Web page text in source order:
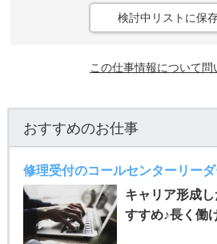
検討中リストに保
この仕事情報について問
おすすめのお仕事
修理受付のコールセンターリー
キャリア形成
すすめ♪長く働